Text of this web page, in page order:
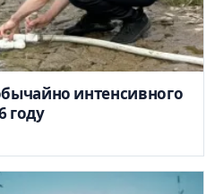
интенсивного
году